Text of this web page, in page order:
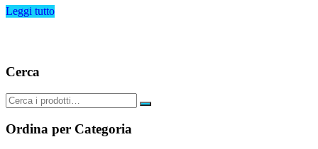
Leggi tutto
Cerca
Ordina per Categoria